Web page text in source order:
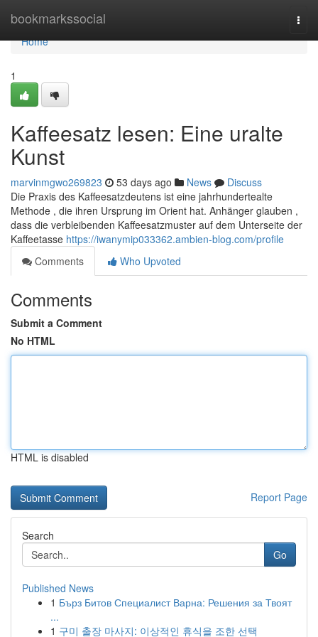
bookmarkssocial
Home
Home
1
Kaffeesatz lesen: Eine uralte
Kunst
marvinmgwo269823 53 days ago News
Discuss
Die Praxis des Kaffeesatzdeutens ist eine jahrhundertealte
Methode , die ihren Ursprung im Orient hat. Anhänger glauben ,
dass die verbleibenden Kaffeesatzmuster auf dem Unterseite der
Kaffeetasse https://iwanymip033362.ambien-blog.com/profile
Comments
Who Upvoted
Comments
Submit a Comment
No HTML
HTML is disabled
Report Page
Search
Go
Published News
1 Бърз Битов Специалист Варна: Решения за Твоят
...
1 구미 출장 마사지: 이상적인 휴식을 조한 선택